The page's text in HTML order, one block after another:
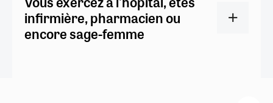
infirmière, pharmacien ou
encore sage-femme